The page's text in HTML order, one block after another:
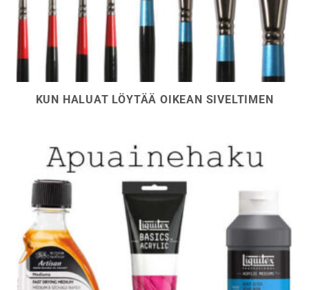
KUN HALUAT LÖYTÄÄ OIKEAN SIVELTIMEN